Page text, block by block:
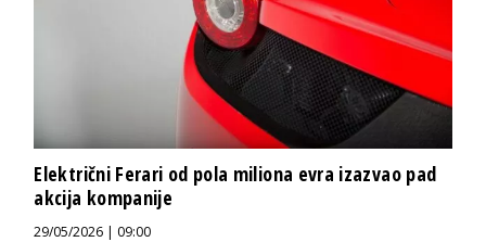
Električni Ferari od pola miliona evra izazvao pad
akcija kompanije
29/05/2026 | 09:00